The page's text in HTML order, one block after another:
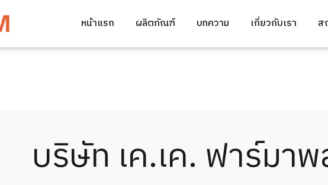
หน้าแรก ผลิตภัณฑ์ บทความ เกี่ยวกับเรา ส
บริษัท เค.เค. ฟาร์มา